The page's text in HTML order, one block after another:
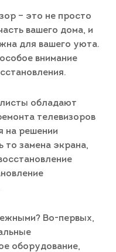
– это не просто
вашего дома, и
для вашего уюта.
внимание
обладают
телевизоров
на решении
то замена экрана,
Во-первых,
оборудование,